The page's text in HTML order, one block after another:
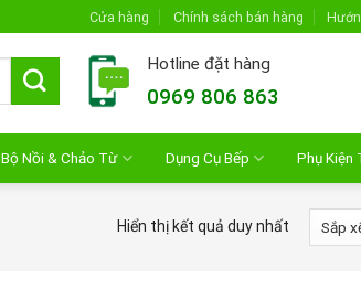
Cửa hàng Chính sách bán hàng
Hotline đặt hàng
0969 806 863
Bộ Nồi & Chảo Từ Dụng Cụ Bếp Phụ Kiện
Hiển thị kết quả duy nhất